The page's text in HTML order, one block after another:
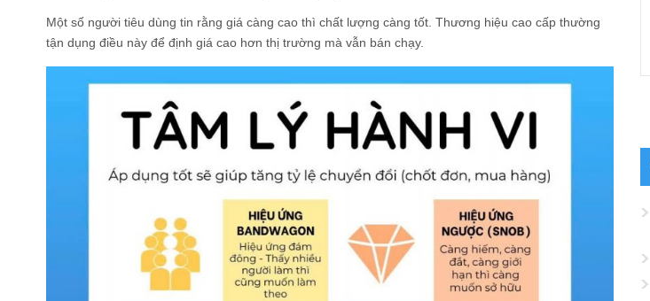
Một số người tiêu dùng tin rằng giá càng cao thì chất lượng càng tốt. Thương hiệu cao cấp thường
tận dụng điều này để định giá cao hơn thị trường mà vẫn bán chạy.